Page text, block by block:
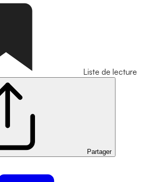
Liste de lecture
Partager